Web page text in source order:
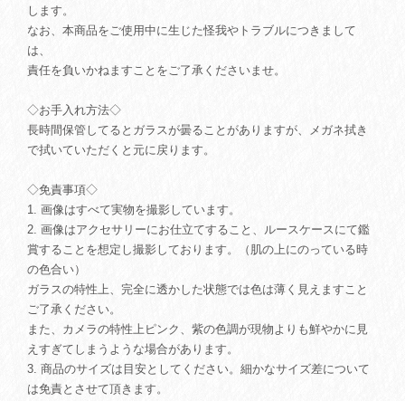
します。
なお、本商品をご使用中に生じた怪我やトラブルにつきまして
は、
責任を負いかねますことをご了承くださいませ。
◇お手入れ方法◇
長時間保管してるとガラスが曇ることがありますが、メガネ拭き
で拭いていただくと元に戻ります。
◇免責事項◇
1. 画像はすべて実物を撮影しています。
2. 画像はアクセサリーにお仕立てすること、ルースケースにて鑑
賞することを想定し撮影しております。（肌の上にのっている時
の色合い）
ガラスの特性上、完全に透かした状態では色は薄く見えますこと
ご了承ください。
また、カメラの特性上ピンク、紫の色調が現物よりも鮮やかに見
えすぎてしまうような場合があります。
3. 商品のサイズは目安としてください。細かなサイズ差について
は免責とさせて頂きます。